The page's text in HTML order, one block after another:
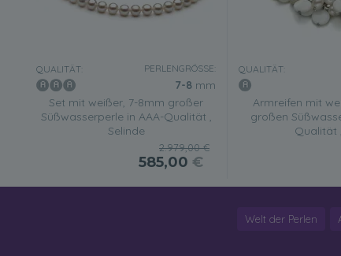
QUALITÄT: PERLENGRÖSSE:
7-8 mm
Set mit weißer, 7-8mm großer
Süßwasserperle in AAA-Qualität ,
Selinde
2.979,00 €
585,00 €
QUALITÄT:
Armreifen mit
großen
Qualität
Welt der Perlen